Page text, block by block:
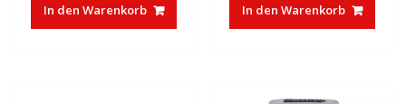
In den Warenkorb In den Warenkorb